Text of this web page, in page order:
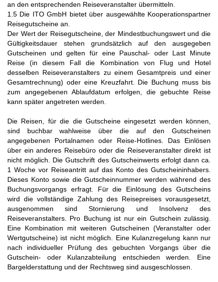
an den entsprechenden Reiseveranstalter übermitteln.
1.5 Die ITO GmbH bietet über ausgewählte Kooperationspartner
Reisegutscheine an.
Der Wert der Reisegutscheine, der Mindestbuchungswert und die
Gültigkeitsdauer stehen grundsätzlich auf den ausgegeben
Gutscheinen und gelten für eine Pauschal- oder Last Minute
Reise (in diesem Fall die Kombination von Flug und Hotel
desselben Reiseveranstalters zu einem Gesamtpreis und einer
Gesamtrechnung) oder eine Kreuzfahrt. Die Buchung muss bis
zum angegebenen Ablaufdatum erfolgen, die gebuchte Reise
kann später angetreten werden.
Die Reisen, für die die Gutscheine eingesetzt werden können,
sind buchbar wahlweise über die auf den Gutscheinen
angegebenen Portalnamen oder Reise-Hotlines. Das Einlösen
über ein anderes Reisebüro oder die Reiseveranstalter direkt ist
nicht möglich. Die Gutschrift des Gutscheinwerts erfolgt dann ca.
1 Woche vor Reiseantritt auf das Konto des Gutscheininhabers.
Dieses Konto sowie die Gutscheinnummer werden während des
Buchungsvorgangs erfragt. Für die Einlösung des Gutscheins
wird die vollständige Zahlung des Reisepreises vorausgesetzt,
ausgenommen sind Stornierung und Insolvenz des
Reiseveranstalters. Pro Buchung ist nur ein Gutschein zulässig.
Eine Kombination mit weiteren Gutscheinen (Veranstalter oder
Wertgutscheine) ist nicht möglich. Eine Kulanzregelung kann nur
nach individueller Prüfung des gebuchten Vorgangs über die
Gutschein- oder Kulanzabteilung entschieden werden. Eine
Bargelderstattung und der Rechtsweg sind ausgeschlossen.